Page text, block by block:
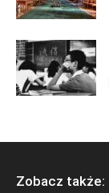
Zobacz także: